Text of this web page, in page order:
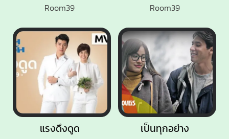
เป็นทุกอย่าง
Room39
Room39
แรงดึงดูด